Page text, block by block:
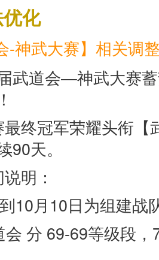
化
-神武大赛】相关调
武道会—神武大赛
最终冠军荣耀头衔
90天。
明：
到10月10日为组建
会 分 69-69等级段